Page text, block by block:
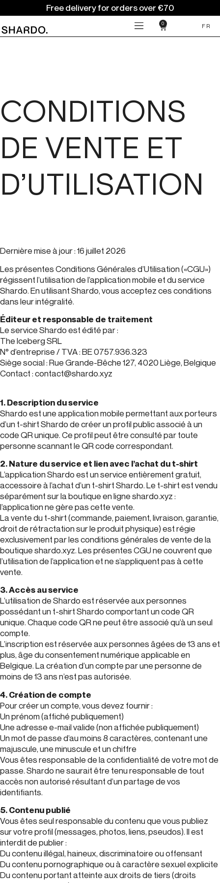
Free delivery for orders over €70
0 FR
CONDITIONS
DE VENTE ET
D’UTILISATION
Dernière mise à jour : 16 juillet 2026
Les présentes Conditions Générales d’Utilisation («CGU»)
régissent l’utilisation de l’application mobile et du service
Shardo. En utilisant Shardo, vous acceptez ces conditions
dans leur intégralité.
Éditeur et responsable de traitement
Le service Shardo est édité par :
The Iceberg SRL
N° d’entreprise / TVA : BE 0757.936.323
Siège social : Rue Grande-Bêche 127, 4020 Liège, Belgique
Contact : contact@shardo.xyz
1. Description du service
Shardo est une application mobile permettant aux porteurs
d’un t-shirt Shardo de créer un profil public associé à un
code QR unique. Ce profil peut être consulté par toute
personne scannant le QR code correspondant.
2. Nature du service et lien avec l’achat du t-shirt
L’application Shardo est un service entièrement gratuit,
accessoire à l’achat d’un t-shirt Shardo. Le t-shirt est vendu
séparément sur la boutique en ligne shardo.xyz :
l’application ne gère pas cette vente.
La vente du t-shirt (commande, paiement, livraison, garantie,
droit de rétractation sur le produit physique) est régie
exclusivement par les conditions générales de vente de la
boutique shardo.xyz. Les présentes CGU ne couvrent que
l’utilisation de l’application et ne s’appliquent pas à cette
vente.
3. Accès au service
L’utilisation de Shardo est réservée aux personnes
possédant un t-shirt Shardo comportant un code QR
unique. Chaque code QR ne peut être associé qu’à un seul
compte.
L’inscription est réservée aux personnes âgées de 13 ans et
plus, âge du consentement numérique applicable en
Belgique. La création d’un compte par une personne de
moins de 13 ans n’est pas autorisée.
4. Création de compte
Pour créer un compte, vous devez fournir :
Un prénom (affiché publiquement)
Une adresse e-mail valide (non affichée publiquement)
Un mot de passe d’au moins 8 caractères, contenant une
majuscule, une minuscule et un chiffre
Vous êtes responsable de la confidentialité de votre mot de
passe. Shardo ne saurait être tenu responsable de tout
accès non autorisé résultant d’un partage de vos
identifiants.
5. Contenu publié
Vous êtes seul responsable du contenu que vous publiez
sur votre profil (messages, photos, liens, pseudos). Il est
interdit de publier :
Du contenu illégal, haineux, discriminatoire ou offensant
Du contenu pornographique ou à caractère sexuel explicite
Du contenu portant atteinte aux droits de tiers (droits